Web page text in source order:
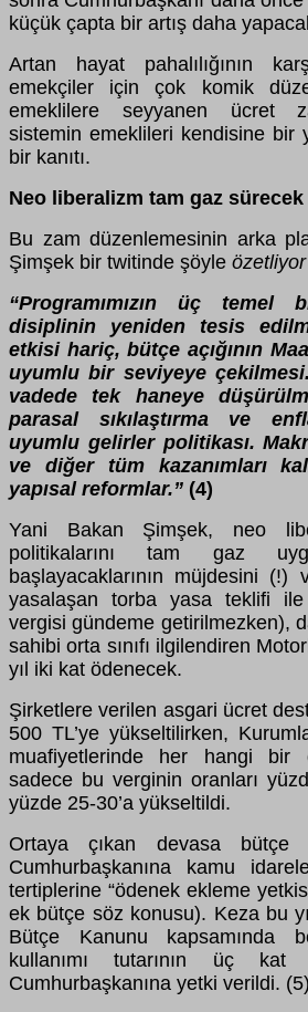
küçük çapta bir artış daha
Artan hayat pahalılığının
emekçiler için çok komik
emeklilere seyyanen ücret
sistemin emeklileri kendisine bir
bir kanıtı.
Neo liberalizm tam gaz sürecek
Bu zam düzenlemesinin arka
Şimşek bir twitinde şöyle
“Programımızın üç temel
disiplinin yeniden tesis
etkisi hariç, bütçe açığının
uyumlu bir seviyeye
vadede tek haneye
parasal sıkılaştırma ve
uyumlu gelirler politikası.
ve diğer tüm kazanımları
yapısal reformlar.” (4)
Yani Bakan Şimşek, neo
politikalarını tam gaz
başlayacaklarının müjdesini (!)
yasalaşan torba yasa teklifi
vergisi gündeme getirilmezken),
sahibi orta sınıfı ilgilendiren
yıl iki kat ödenecek.
Şirketlere verilen asgari ücret
500 TL’ye yükseltilirken,
muafiyetlerinde her hangi bir
sadece bu verginin oranları
yüzde 25-30’a yükseltildi.
Ortaya çıkan devasa bütçe
Cumhurbaşkanına kamu
tertiplerine “ödenek ekleme
ek bütçe söz konusu). Keza bu
Bütçe Kanunu kapsamında
kullanımı tutarının üç kat
Cumhurbaşkanına yetki verildi. (5)